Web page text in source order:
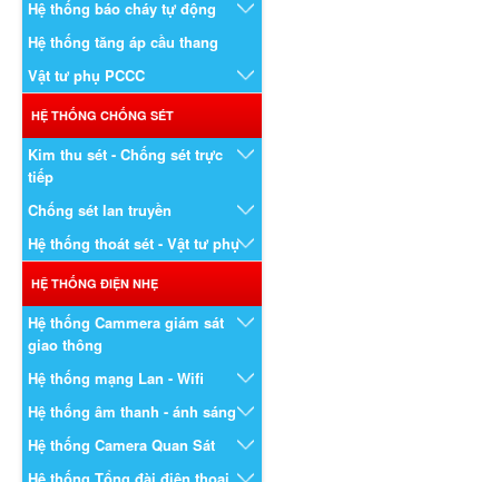
Hệ thống báo cháy tự động
Hệ thống tăng áp cầu thang
Vật tư phụ PCCC
HỆ THỐNG CHỐNG SÉT
Kim thu sét - Chống sét trực
tiếp
Chống sét lan truyền
Hệ thống thoát sét - Vật tư phụ
HỆ THỐNG ĐIỆN NHẸ
Hệ thống Cammera giám sát
giao thông
Hệ thống mạng Lan - Wifi
Hệ thống âm thanh - ánh sáng
Hệ thống Camera Quan Sát